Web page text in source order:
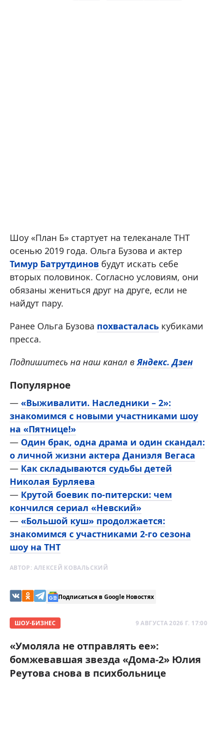
Шоу «План Б» стартует на телеканале ТНТ
осенью 2019 года. Ольга Бузова и актер
Тимур Батрутдинов будут искать себе
вторых половинок. Согласно условиям, они
обязаны жениться друг на друге, если не
найдут пару.
Ранее Ольга Бузова похвасталась кубиками
пресса.
Подпишитесь на наш канал вЯндекс. Дзен
Популярное
— «Выживалити. Наследники – 2»:
знакомимся с новыми участниками шоу
на «Пятнице!»
— Один брак, одна драма и один скандал:
о личной жизни актера Даниэля Вегаса
— Как складываются судьбы детей
Николая Бурляева
— Крутой боевик по-питерски: чем
кончился сериал «Невский»
— «Большой куш» продолжается:
знакомимся с участниками 2-го сезона
шоу на ТНТ
АВТОР: АЛЕКСЕЙ КОВАЛЬСКИЙ
Подписаться в Google Новостях
ШОУ-БИЗНЕС 9 АВГУСТА 2026 Г. 17:00
«Умоляла не отправлять ее»:
бомжевавшая звезда «Дома-2» Юлия
Реутова снова в психбольнице